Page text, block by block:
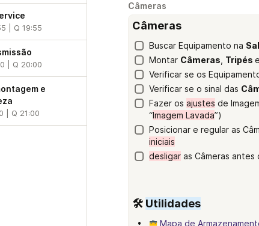
| Q 19:55
| Q 20:00
e
| Q 21:00
Câmeras
Câmeras
Buscar Equipamento na
Montar Câmeras Tripés e
Verificar se os
Verificar se o sinal das
Fazer os ajustes de
“Imagem Lavada”)
Posicionar e regular as
iniciais
desligar as Câmeras antes
🛠️ Utilidades
Mapa de